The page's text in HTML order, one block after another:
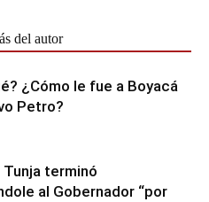
del autor
¿Cómo le fue a Boyacá
Petro?
terminó
al Gobernador “por